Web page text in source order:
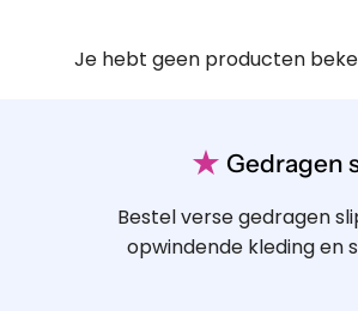
Je hebt geen producten
★ Gedragen
Bestel verse gedragen
opwindende kleding en